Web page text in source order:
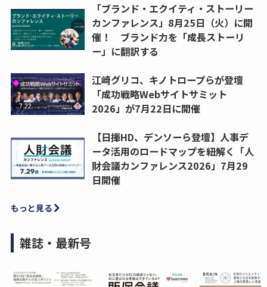
「ブランド・エクイティ・ストーリー
カンファレンス」8月25日（火）に開
催！ ブランド力を「成長ストーリ
ー」に翻訳する
江崎グリコ、キノトロープらが登壇
「成功戦略Webサイトサミット
2026」が7月22日に開催
【日揮HD、デンソーら登壇】人事デ
ータ活用のロードマップを紐解く「人
財会議カンファレンス2026」7月29
日開催
もっと見る
雑誌・最新号